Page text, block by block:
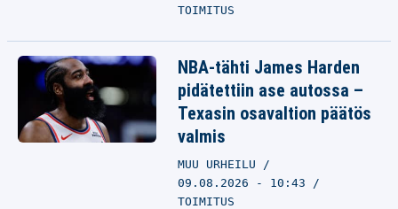
TOIMITUS
NBA-tähti James Harden
pidätettiin ase autossa –
Texasin osavaltion päätös
valmis
MUU URHEILU
09.08.2026 - 10:43
TOIMITUS